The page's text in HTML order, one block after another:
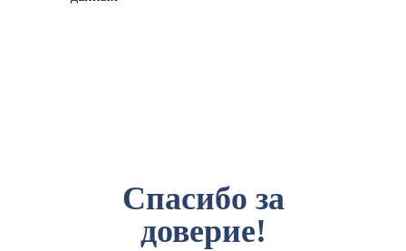
Спасибо за
доверие!